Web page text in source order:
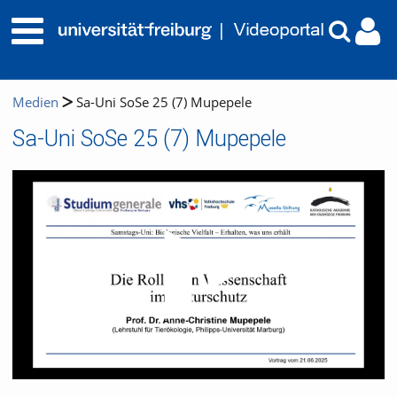
Medien Sa-Uni SoSe 25 (7) Mupepele
Sa-Uni SoSe 25 (7) Mupepele